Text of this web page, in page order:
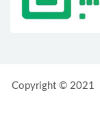
Copyright © 2021